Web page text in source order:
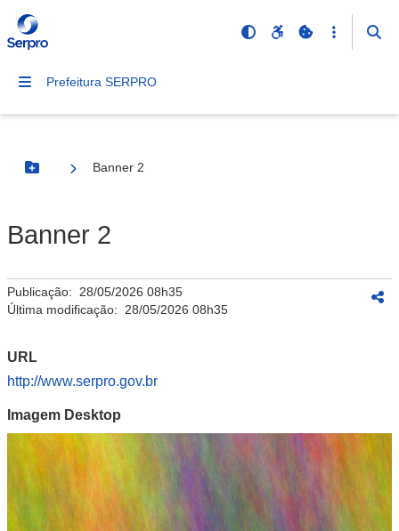
Prefeitura SERPRO
Botão Menu
Banner 2
Banner 2
Publicação: 28/05/2026 08h35
Última modificação: 28/05/2026 08h35
URL
http://www.serpro.gov.br
Imagem Desktop